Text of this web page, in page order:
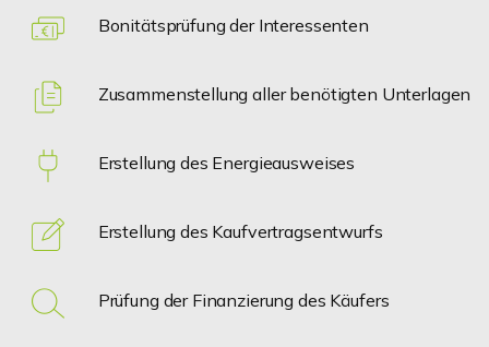
Bonitätsprüfung der Interessenten
Zusammenstellung aller benötigten Unterlagen
Erstellung des Energieausweises
Erstellung des Kaufvertragsentwurfs
Prüfung der Finanzierung des Käufers